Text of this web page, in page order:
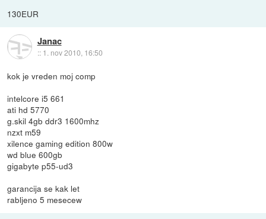
130EUR
Janac
:: 1. nov 2010, 16:50
kok je vreden moj comp
intelcore i5 661
ati hd 5770
g.skil 4gb ddr3 1600mhz
nzxt m59
xilence gaming edition 800w
wd blue 600gb
gigabyte p55-ud3
garancija se kak let
rabljeno 5 mesecew